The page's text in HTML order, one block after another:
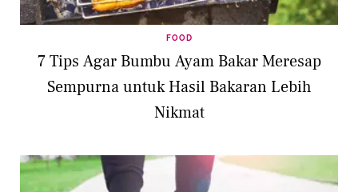
FOOD
7 Tips Agar Bumbu Ayam Bakar Meresap
Sempurna untuk Hasil Bakaran Lebih
Nikmat